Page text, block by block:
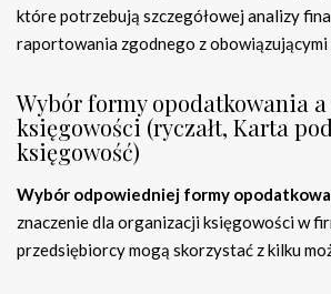
które potrzebują szczegółowej analizy
raportowania zgodnego z obowiązującymi
Wybór formy opodatkowania
księgowości (ryczałt, Karta
księgowość)
Wybór odpowiedniej formy
znaczenie dla organizacji księgowości w
przedsiębiorcy mogą skorzystać z kilku